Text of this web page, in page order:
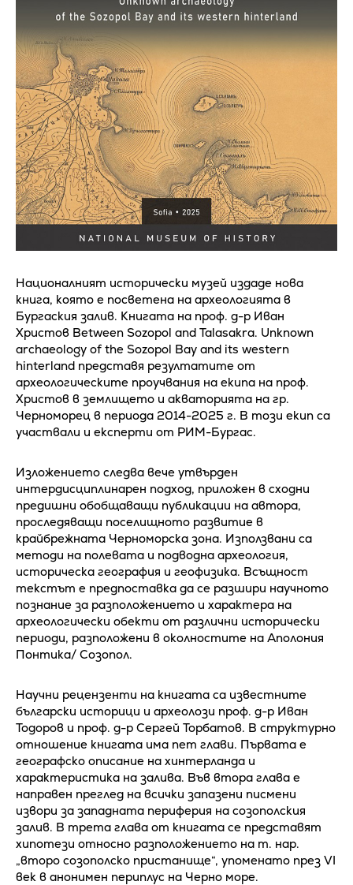
Националният исторически музей издаде нова
книга, която е посветена на археологията в
Бургаския залив. Книгата на проф. д-р Иван
Христов Between Sozopol and Talasakra. Unknown
archaeology of the Sozopol Bay and its western
hinterland представя резултатите от
археологическите проучвания на екипа на проф.
Христов в землището и акваторията на гр.
Черноморец в периода 2014-2025 г. В този екип са
участвали и експерти от РИМ-Бургас.
Изложението следва вече утвърден
интердисциплинарен подход, приложен в сходни
предишни обобщаващи публикации на автора,
проследяващи поселищното развитие в
крайбрежната Черноморска зона. Използвани са
методи на полевата и подводна археология,
историческа география и геофизика. Всъщност
текстът е предпоставка да се разшири научното
познание за разположението и характера на
археологически обекти от различни исторически
периоди, разположени в околностите на Аполония
Понтика/ Созопол.
Научни рецензенти на книгата са известните
български историци и археолози проф. д-р Иван
Тодоров и проф. д-р Сергей Торбатов. В структурно
отношение книгата има пет глави. Първата е
географско описание на хинтерланда и
характеристика на залива. Във втора глава е
направен преглед на всички запазени писмени
извори за западната периферия на созополския
залив. В трета глава от книгата се представят
хипотези относно разположението на т. нар.
„второ созополско пристанище“, упоменато през VI
век в анонимен периплус на Черно море.